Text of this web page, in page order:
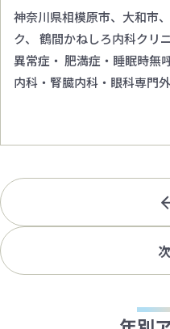
神奈川県相模原市、大和市
ク、 鶴間かねしろ内科クリ
異常症・ 肥満症・睡眠時無
内科・腎臓内科・眼科専門